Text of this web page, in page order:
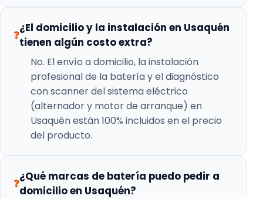
❓
¿El domicilio y la instalación en Usaquén
tienen algún costo extra?
No. El envío a domicilio, la instalación
profesional de la batería y el diagnóstico
con scanner del sistema eléctrico
(alternador y motor de arranque) en
Usaquén están 100% incluidos en el precio
del producto.
❓
¿Qué marcas de batería puedo pedir a
domicilio en Usaquén?